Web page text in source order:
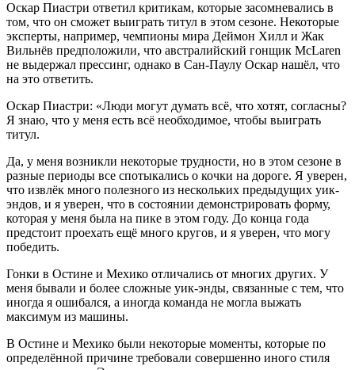
Оскар Пиастри ответил критикам, которые засомневались в
том, что он сможет выиграть титул в этом сезоне. Некоторые
эксперты, например, чемпионы мира Деймон Хилл и Жак
Вильнёв предположили, что австралийский гонщик McLaren
не выдержал прессинг, однако в Сан-Паулу Оскар нашёл, что
на это ответить.
Оскар Пиастри: «Люди могут думать всё, что хотят, согласны?
Я знаю, что у меня есть всё необходимое, чтобы выиграть
титул.
Да, у меня возникли некоторые трудности, но в этом сезоне в
разные периоды все спотыкались о кочки на дороге. Я уверен,
что извлёк много полезного из нескольких предыдущих уик-
эндов, и я уверен, что в состоянии демонстрировать форму,
которая у меня была на пике в этом году. До конца года
предстоит проехать ещё много кругов, и я уверен, что могу
победить.
Гонки в Остине и Мехико отличались от многих других. У
меня бывали и более сложные уик-энды, связанные с тем, что
иногда я ошибался, а иногда команда не могла выжать
максимум из машины.
В Остине и Мехико были некоторые моменты, которые по
определённой причине требовали совершенно иного стиля